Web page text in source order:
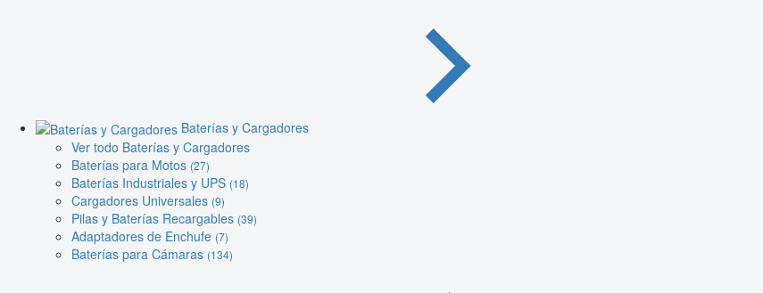
Baterías y Cargadores
Ver todo Baterías y Cargadores
Baterías para Motos (27)
Baterías Industriales y UPS (18)
Cargadores Universales (9)
Pilas y Baterías Recargables (39)
Adaptadores de Enchufe (7)
Baterías para Cámaras (134)